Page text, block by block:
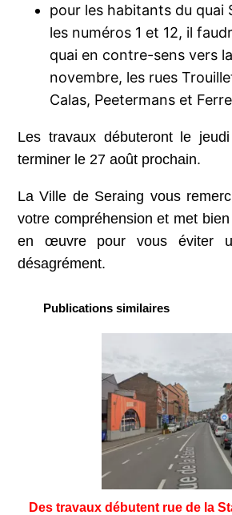
pour les habitants du quai
les numéros 1 et 12, il
quai en contre-sens vers
novembre, les rues
Calas, Peetermans et
Les travaux débuteront le
terminer le 27 août prochain.
La Ville de Seraing vous
votre compréhension et met
en œuvre pour vous éviter
désagrément.
Publications similaires
Des travaux débutent rue de la